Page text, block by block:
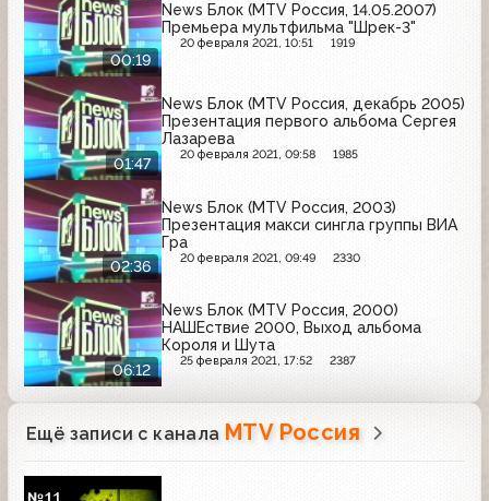
00:19
News Блок (MTV Россия, 14.05.2007)
Премьера мультфильма "Шрек-3"
20 февраля 2021, 10:51 1919
01:47
News Блок (MTV Россия, декабрь 2005)
Презентация первого альбома Сергея
Лазарева
20 февраля 2021, 09:58 1985
02:36
News Блок (MTV Россия, 2003)
Презентация макси сингла группы ВИА
Гра
20 февраля 2021, 09:49 2330
06:12
News Блок (MTV Россия, 2000)
НАШЕствие 2000, Выход альбома
Короля и Шута
25 февраля 2021, 17:52 2387
Ещё записи с канала MTV Россия